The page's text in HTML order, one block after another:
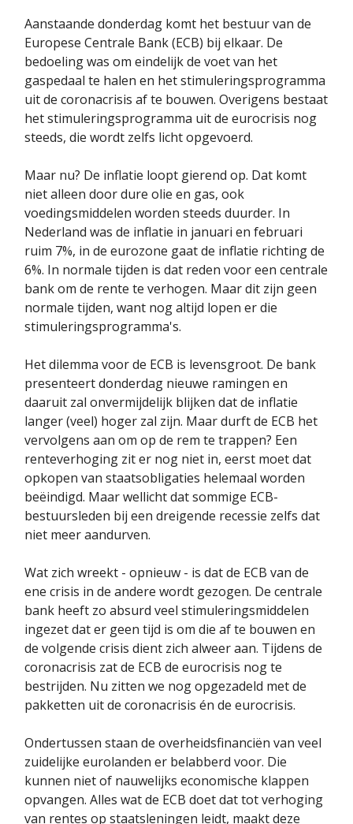
Aanstaande donderdag komt het bestuur van de
Europese Centrale Bank (ECB) bij elkaar. De
bedoeling was om eindelijk de voet van het
gaspedaal te halen en het stimuleringsprogramma
uit de coronacrisis af te bouwen. Overigens bestaat
het stimuleringsprogramma uit de eurocrisis nog
steeds, die wordt zelfs licht opgevoerd.
Maar nu? De inflatie loopt gierend op. Dat komt
niet alleen door dure olie en gas, ook
voedingsmiddelen worden steeds duurder. In
Nederland was de inflatie in januari en februari
ruim 7%, in de eurozone gaat de inflatie richting de
6%. In normale tijden is dat reden voor een centrale
bank om de rente te verhogen. Maar dit zijn geen
normale tijden, want nog altijd lopen er die
stimuleringsprogramma's.
Het dilemma voor de ECB is levensgroot. De bank
presenteert donderdag nieuwe ramingen en
daaruit zal onvermijdelijk blijken dat de inflatie
langer (veel) hoger zal zijn. Maar durft de ECB het
vervolgens aan om op de rem te trappen? Een
renteverhoging zit er nog niet in, eerst moet dat
opkopen van staatsobligaties helemaal worden
beëindigd. Maar wellicht dat sommige ECB-
bestuursleden bij een dreigende recessie zelfs dat
niet meer aandurven.
Wat zich wreekt - opnieuw - is dat de ECB van de
ene crisis in de andere wordt gezogen. De centrale
bank heeft zo absurd veel stimuleringsmiddelen
ingezet dat er geen tijd is om die af te bouwen en
de volgende crisis dient zich alweer aan. Tijdens de
coronacrisis zat de ECB de eurocrisis nog te
bestrijden. Nu zitten we nog opgezadeld met de
pakketten uit de coronacrisis én de eurocrisis.
Ondertussen staan de overheidsfinanciën van veel
zuidelijke eurolanden er belabberd voor. Die
kunnen niet of nauwelijks economische klappen
opvangen. Alles wat de ECB doet dat tot verhoging
van rentes op staatsleningen leidt, maakt deze